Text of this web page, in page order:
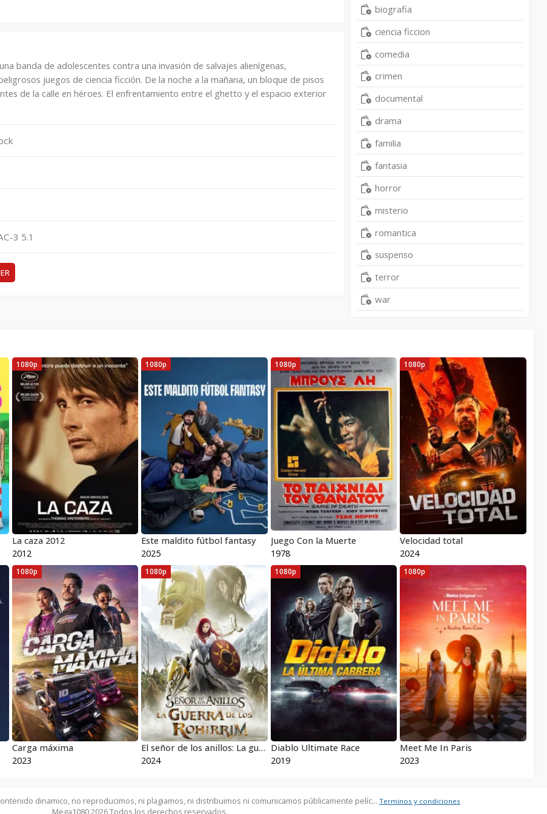
banda de adolescentes contra una invasión de salvajes alienígenas,
juegos de ciencia ficción. De la noche a la mañana, un bloque de pisos
de la calle en héroes. El enfrentamiento entre el ghetto y el espacio exterior
3 5.1
biografia
ciencia ficcion
comedia
crimen
documental
drama
familia
fantasia
horror
misterio
romantica
suspenso
terror
war
La caza 2012
2012
1080p
Este maldito fútbol fantasy
2025
1080p
Juego Con la Muerte
1978
1080p
Velocidad total
2024
1080p
Carga máxima
2023
1080p
El señor de los anillos: La guerra de los Rohirrim
2024
1080p
Diablo Ultimate Race
2019
1080p
Meet Me In Paris
2023
1080p
dinamico, no reproducimos, ni plagiamos, ni distribuimos ni comunicamos públicamente pelíc... Terminos y condiciones